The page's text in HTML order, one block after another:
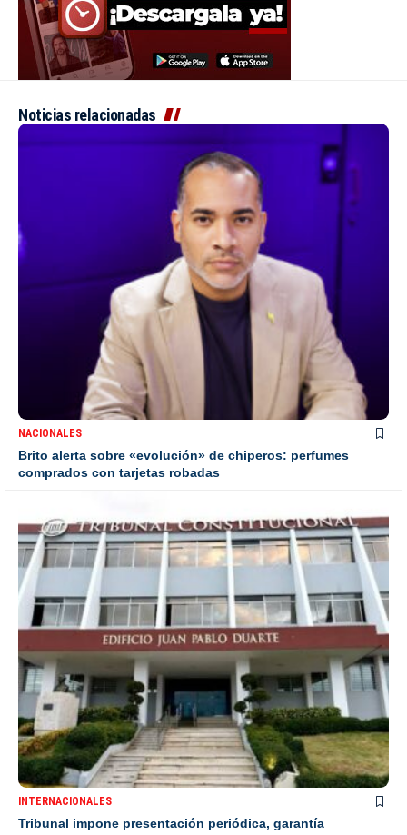
Noticias relacionadas
NACIONALES
Brito alerta sobre «evolución» de chiperos: perfumes
comprados con tarjetas robadas
INTERNACIONALES
Tribunal impone presentación periódica, garantía